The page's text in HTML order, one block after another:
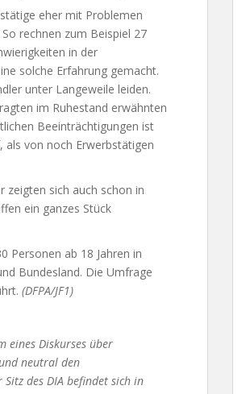
eher mit Problemen
rechnen zum Beispiel 27
in der
solche Erfahrung gemacht.
unter Langeweile leiden.
im Ruhestand erwähnten
Beeinträchtigungen ist
als von noch Erwerbstätigen
zeigten sich auch schon in
ein ganzes Stück
Personen ab 18 Jahren in
Bundesland. Die Umfrage
(DFPA/JF1)
eines Diskurses über
neutral den
des DIA befindet sich in